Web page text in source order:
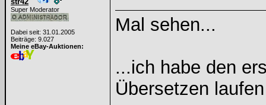
Super Moderator
Dabei seit: 31.01.2005
Beiträge: 9.027
Meine eBay-Auktionen:
Mal sehen...
...ich habe den
Übersetzen